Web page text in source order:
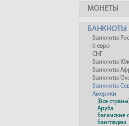
МОНЕТЫ
БАНКНОТЫ
Банкноты
0 евро
СНГ
Банкноты
Банкноты
Банкноты
Банкноты
Америки
[Все страны]
Аруба
Багамские
Бангладеш